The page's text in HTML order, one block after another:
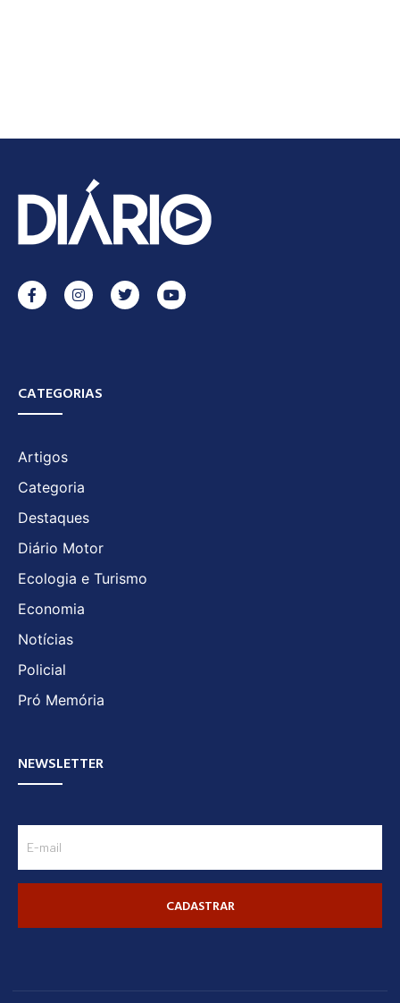
CATEGORIAS
Artigos
Categoria
Destaques
Diário Motor
Ecologia e Turismo
Economia
Notícias
Policial
Pró Memória
NEWSLETTER
CADASTRAR